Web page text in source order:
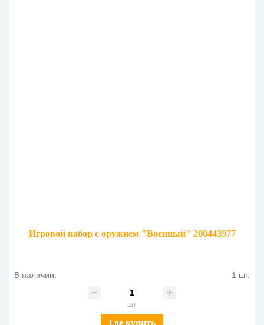
Игровой набор с оружием "Военный" 200443977
В наличии: 1 шт.
шт